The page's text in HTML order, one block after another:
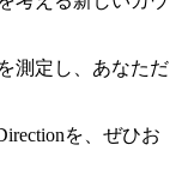
測定し、あなただ
を、ぜひお